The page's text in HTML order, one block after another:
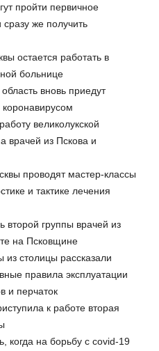
пройти первичное
же получить
остается работать в
больнице
вновь приедут
великолукской
врачей из Пскова и
проводят мастер-классы
и тактике лечения
второй группы врачей из
на Псковщине
столицы рассказали
правила эксплуатации
и перчаток
к работе вторая
когда на борьбу с covid-19